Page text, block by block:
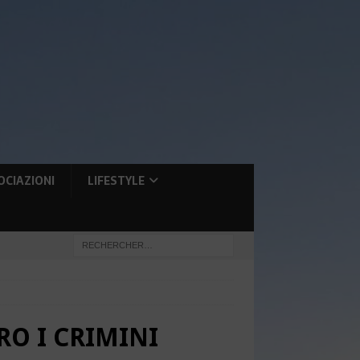
LIFESTYLE
I CRIMINI